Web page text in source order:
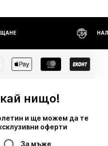
нищо!
и ще можем да те
оферти
За мъже